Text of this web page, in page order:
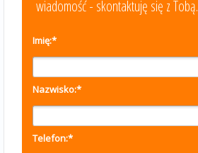
wiadomość - skontaktuję się z Tobą.
Imię:*
Nazwisko:*
Telefon:*